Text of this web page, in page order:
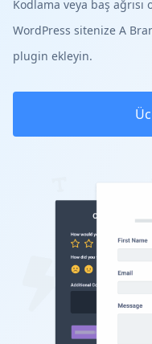
Kodlama veya baş
WordPress sitenize A
plugin ekleyin.